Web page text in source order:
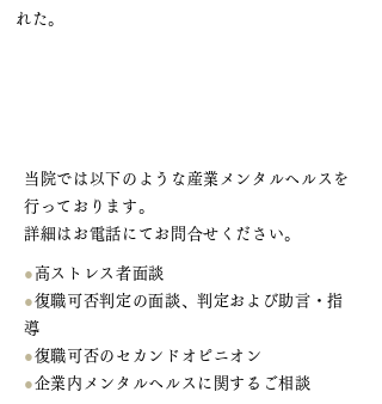
れた。
当院では以下のような産業メンタルヘルスを
行っております。
詳細はお電話にてお問合せください。
● 高ストレス者面談
●復職可否判定の面談、判定および助言・指
導
●復職可否のセカンドオピニオン
●企業内メンタルヘルスに関するご相談